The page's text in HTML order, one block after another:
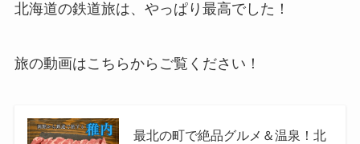
北海道の鉄道旅は、やっぱり最高でした！
旅の動画はこちらからご覧ください！
最北の町で絶品グルメ＆温泉！北